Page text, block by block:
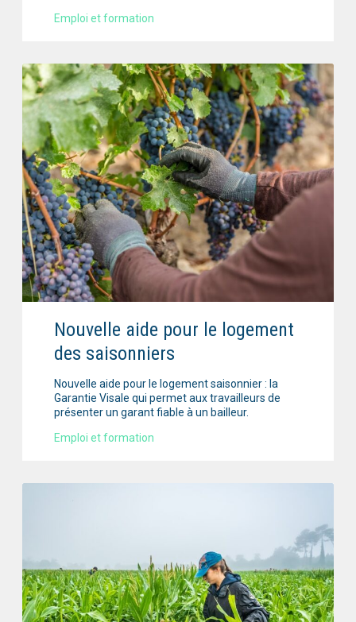
Emploi et formation
Nouvelle aide pour le logement
des saisonniers
Nouvelle aide pour le logement saisonnier : la
Garantie Visale qui permet aux travailleurs de
présenter un garant fiable à un bailleur.
Emploi et formation